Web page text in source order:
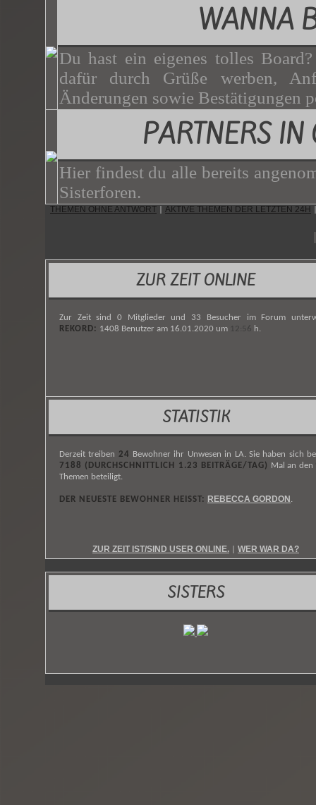
WANNA
Du hast ein eigenes tolles
dafür durch Grüße werben,
Änderungen sowie Bestätigungen
PARTNERS IN
Hier findest du alle bereits
Sisterforen.
THEMEN OHNE ANTWORT AKTIVE THEMEN DER LETZTEN 24H
ZUR ZEIT ONLINE
Zur Zeit sind 0 Mitglieder und 33 Besucher im Forum
REKORD: 1408 Benutzer am 16.01.2020 um 12:56 h.
STATISTIK
Derzeit treiben 24
Bewohner ihr Unwesen in LA. Sie haben sich
7188 (DURCHSCHNITTLICH 1.23 BEITRÄGE/TAG)
Mal an den
Themen beteiligt.
DER NEUESTE BEWOHNER HEISST: REBECCA GORDON .
ZUR ZEIT IST/SIND USER ONLINE. WER WAR DA?
SISTERS